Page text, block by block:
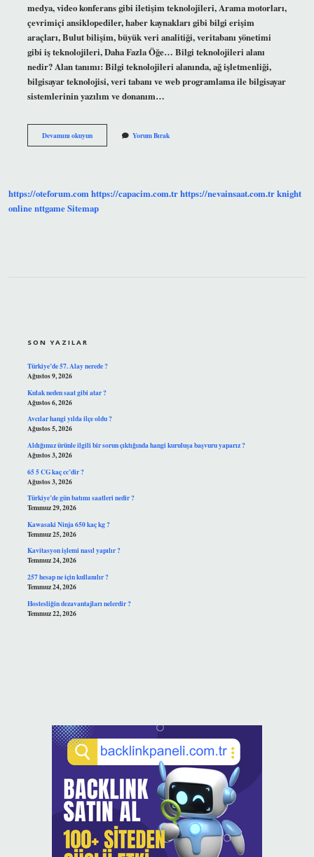
medya, video konferans gibi iletişim teknolojileri, Arama motorları,
çevrimiçi ansiklopediler, haber kaynakları gibi bilgi erişim
araçları, Bulut bilişim, büyük veri analitiği, veritabanı yönetimi
gibi iş teknolojileri, Daha Fazla Öğe… Bilgi teknolojileri alanı
nedir? Alan tanımı: Bilgi teknolojileri alanında, ağ işletmenliği,
bilgisayar teknolojisi, veri tabanı ve web programlama ile bilgisayar
sistemlerinin yazılım ve donanım…
Devamını okuyunBilgi
Teknolojileri
Yorum Bırak
https://oteforum.comhttps://capacim.com.trhttps://nevainsaat.com.trknight
onlinenttgameSitemap
SON YAZILAR
Türkiye’de 57. Alay nerede ?
Ağustos 9, 2026
Kulak neden saat gibi atar ?
Ağustos 6, 2026
Avcılar hangi yılda ilçe oldu ?
Ağustos 5, 2026
Aldığımız ürünle ilgili bir sorun çıktığında hangi kuruluşa başvuru yaparız ?
Ağustos 3, 2026
65 5 CG kaç cc’dir ?
Ağustos 3, 2026
Türkiye’de gün batımı saatleri nedir ?
Temmuz 29, 2026
Kawasaki Ninja 650 kaç kg ?
Temmuz 25, 2026
Kavitasyon işlemi nasıl yapılır ?
Temmuz 24, 2026
257 hesap ne için kullanılır ?
Temmuz 24, 2026
Hostesliğin dezavantajları nelerdir ?
Temmuz 22, 2026